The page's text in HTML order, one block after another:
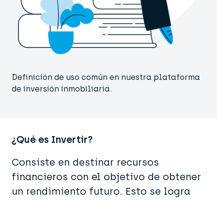
Definición de uso común en nuestra plataforma
de inversión inmobiliaria.
¿Qué es Invertir?
Consiste en destinar recursos
financieros con el objetivo de obtener
un rendimiento futuro. Esto se logra